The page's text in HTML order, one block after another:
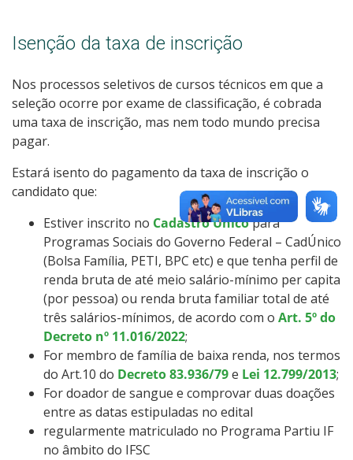
Isenção da taxa de inscrição
Nos processos seletivos de cursos técnicos em que a
seleção ocorre por exame de classificação, é cobrada
uma taxa de inscrição, mas nem todo mundo precisa
pagar.
Estará isento do pagamento da taxa de inscrição o
candidato que:
Estiver inscrito no Cadastro Únicopara
Programas Sociais do Governo Federal – CadÚnico
(Bolsa Família, PETI, BPC etc) e que tenha perfil de
renda bruta de até meio salário-mínimo per capita
(por pessoa) ou renda bruta familiar total de até
três salários-mínimos, de acordo com o Art. 5º do
Decreto nº 11.016/2022;
For membro de família de baixa renda, nos termos
do Art.10 do Decreto 83.936/79e Lei 12.799/2013;
For doador de sangue e comprovar duas doações
entre as datas estipuladas no edital
regularmente matriculado no Programa Partiu IF
no âmbito do IFSC